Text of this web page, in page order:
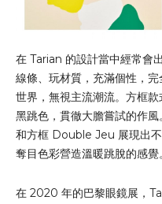
在 Tarian 的設計當中經常會
線條、玩材質，充滿個性，
世界，無視主流潮流。方框
黑跳色，貫徹大膽嘗試的作
和方框 Double Jeu 展現出
奪目色彩營造溫暖跳脫的感覺。
在 2020 年的巴黎眼鏡展，